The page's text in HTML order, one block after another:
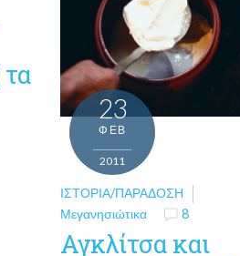
23
ΦΕΒ
2011
ΙΣΤΟΡΊΑ/ΠΑΡΆΔΟΣΗ
Μεγανησιώτικα
8
Αγκλίτσα και